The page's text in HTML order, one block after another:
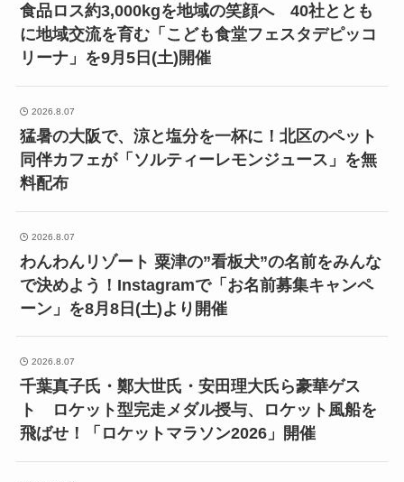
食品ロス約3,000kgを地域の笑顔へ 40社ととも
に地域交流を育む「こども食堂フェスタデピッコ
リーナ」を9月5日(土)開催
2026.8.07
猛暑の大阪で、涼と塩分を一杯に！北区のペット
同伴カフェが「ソルティーレモンジュース」を無
料配布
2026.8.07
わんわんリゾート 粟津の”看板犬”の名前をみんな
で決めよう！Instagramで「お名前募集キャンペ
ーン」を8月8日(土)より開催
2026.8.07
千葉真子氏・鄭大世氏・安田理大氏ら豪華ゲス
ト ロケット型完走メダル授与、ロケット風船を
飛ばせ！「ロケットマラソン2026」開催